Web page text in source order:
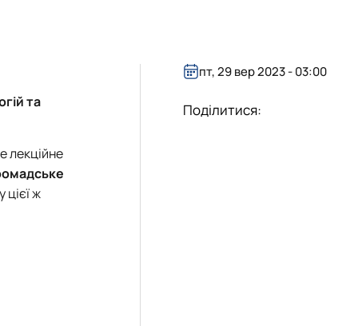
та
лекційне
ж
пт, 29 вер 2023 - 03:00
Поділитися: